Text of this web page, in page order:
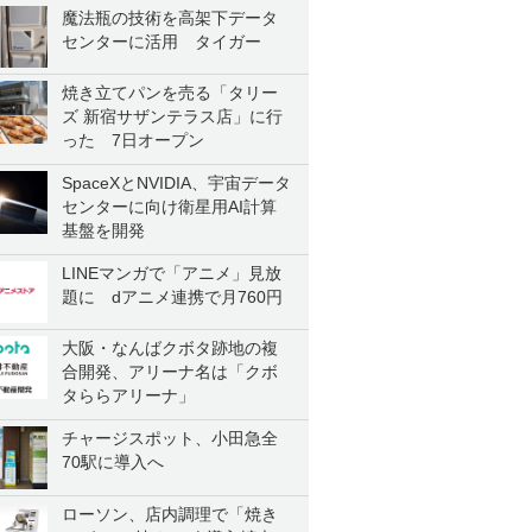
魔法瓶の技術を高架下データ
センターに活用 タイガー
焼き立てパンを売る「タリー
ズ 新宿サザンテラス店」に行
った 7日オープン
SpaceXとNVIDIA、宇宙データ
センターに向け衛星用AI計算
基盤を開発
LINEマンガで「アニメ」見放
題に dアニメ連携で月760円
大阪・なんばクボタ跡地の複
合開発、アリーナ名は「クボ
タららアリーナ」
チャージスポット、小田急全
70駅に導入へ
ローソン、店内調理で「焼き